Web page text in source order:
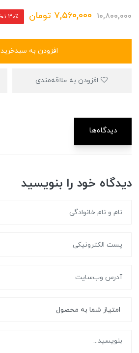
10,800,000
7,560,000 تومان 30٪ تخفیف
افزودن به سبدخرید
دیدگاه‌ها
دیدگاه خود را بنویسید